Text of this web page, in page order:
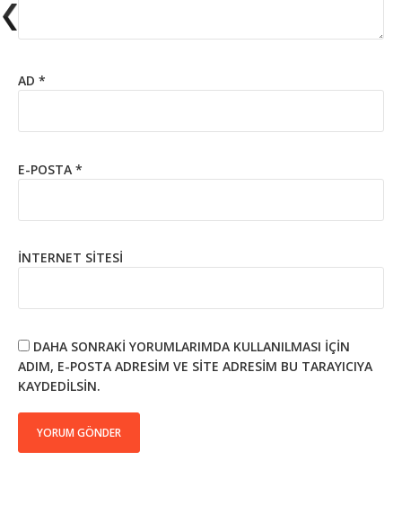
AD *
E-POSTA *
İNTERNET SITESI
DAHA SONRAKI YORUMLARIMDA KULLANILMASI IÇIN
ADIM, E-POSTA ADRESIM VE SITE ADRESIM BU TARAYICIYA
KAYDEDILSIN.